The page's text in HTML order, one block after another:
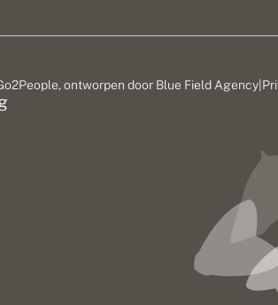
, ontworpen door Blue Field Agency